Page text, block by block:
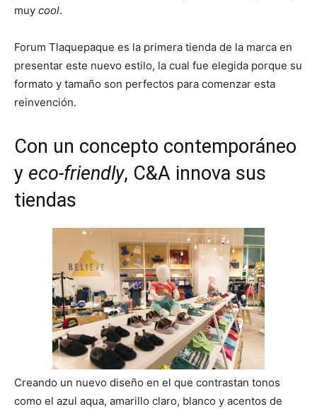
muy cool.
Forum Tlaquepaque es la primera tienda de la marca en
presentar este nuevo estilo, la cual fue elegida porque su
formato y tamaño son perfectos para comenzar esta
reinvención.
Con un concepto contemporáneo
y eco-friendly, C&A innova sus
tiendas
Creando un nuevo diseño en el que contrastan tonos
como el azul aqua, amarillo claro, blanco y acentos de